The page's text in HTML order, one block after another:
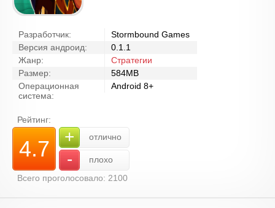
Разработчик:
Stormbound Games
Версия андроид:
0.1.1
Жанр:
Стратегии
Размер:
584MB
Операционная
система:
Android 8+
Рейтинг:
4.7 + отлично
-
плохо
Всего проголосовало: 2100